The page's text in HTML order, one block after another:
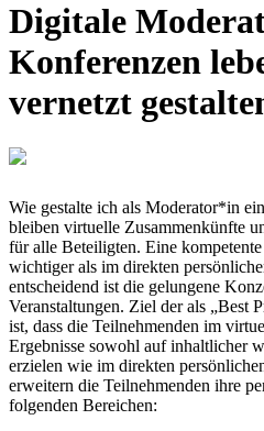
Digitale
Konferenzen
vernetzt
Wie gestalte ich als Moderator*in
bleiben virtuelle Zusammenkünfte
für alle Beteiligten. Eine
wichtiger als im direkten
entscheidend ist die gelungene
Veranstaltungen. Ziel der als „Best
ist, dass die Teilnehmenden im
Ergebnisse sowohl auf inhaltlicher
erzielen wie im direkten
erweitern die Teilnehmenden ihre
folgenden Bereichen: